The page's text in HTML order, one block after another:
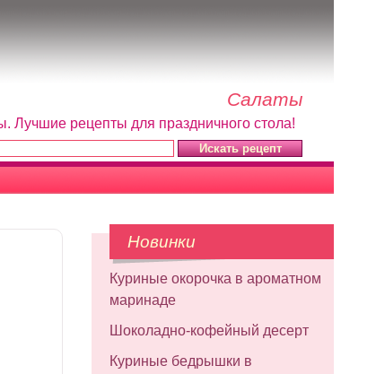
Салаты
Лучшие рецепты для праздничного стола!
Новинки
Куриные окорочка в ароматном
маринаде
Шоколадно-кофейный десерт
Куриные бедрышки в